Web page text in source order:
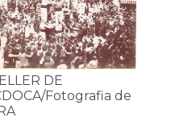
DE
Fotografia de